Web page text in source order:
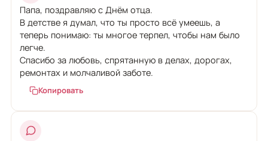
Папа, поздравляю с Днём отца.
В детстве я думал, что ты просто всё умеешь, а
теперь понимаю: ты многое терпел, чтобы нам было
легче.
Спасибо за любовь, спрятанную в делах, дорогах,
ремонтах и молчаливой заботе.
Копировать